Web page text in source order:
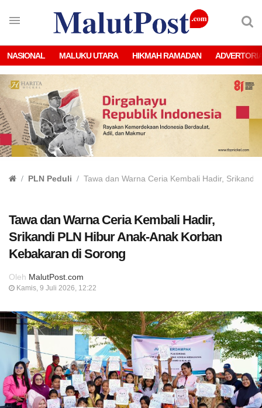
NASIONAL MALUKU UTARA HIKMAH RAMADAN
PLN Peduli Tawa dan Warna Ceria Kembali Hadir,
Tawa dan Warna Ceria Kembali Hadir,
Srikandi PLN Hibur Anak-Anak Korban
Kebakaran di Sorong
Oleh MalutPost.com
Kamis, 9 Juli 2026, 12:22